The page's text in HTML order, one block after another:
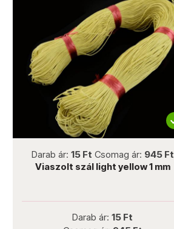
Darab ár: 15 Ft Csomag ár: 945 Ft
Viaszolt szál light yellow 1 mm
Darab ár: 15 Ft